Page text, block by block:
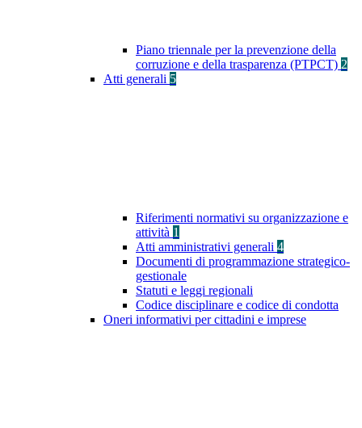
Piano triennale per la prevenzione della
corruzione e della trasparenza (PTPCT) 2
Atti generali 5
Riferimenti normativi su organizzazione e
attività 1
Atti amministrativi generali 4
Documenti di programmazione strategico-
gestionale
Statuti e leggi regionali
Codice disciplinare e codice di condotta
Oneri informativi per cittadini e imprese